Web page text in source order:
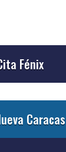
Fénix
Caracas